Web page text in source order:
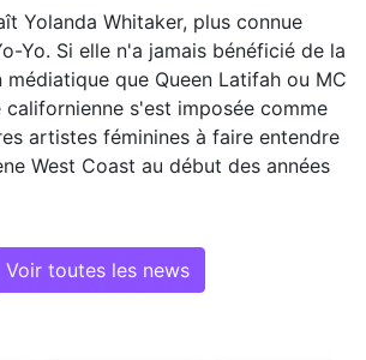
Yolanda Whitaker, plus connue
Yo. Si elle n'a jamais bénéficié de la
que Queen Latifah ou MC
californienne s'est imposée comme
artistes féminines à faire entendre
West Coast au début des années
Voir toutes les news